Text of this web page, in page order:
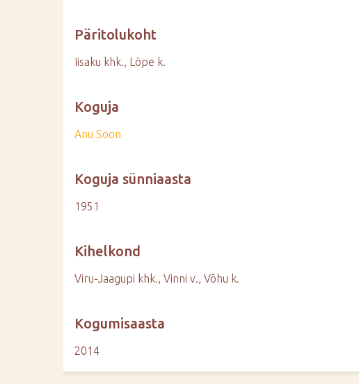
Päritolukoht
Iisaku khk., Lõpe k.
Koguja
Anu Soon
Koguja sünniaasta
1951
Kihelkond
Viru-Jaagupi khk., Vinni v., Võhu k.
Kogumisaasta
2014